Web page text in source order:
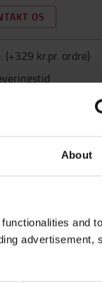
About
and
advertisement,
OS
(+329 kr.pr. ordre)